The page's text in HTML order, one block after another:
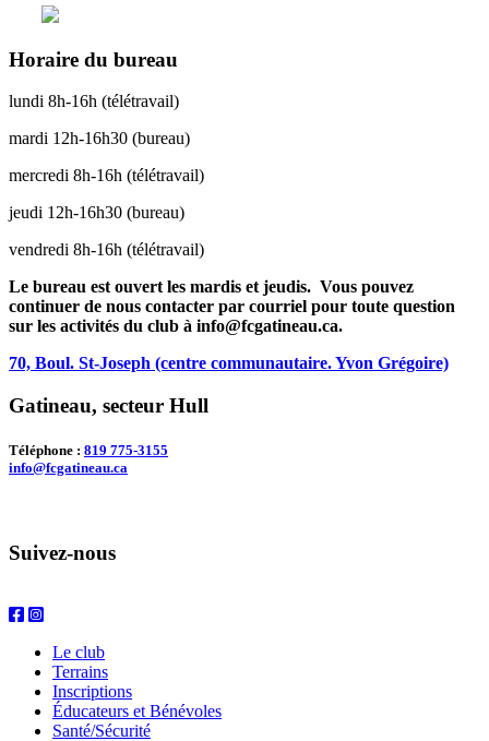
Horaire du bureau
lundi 8h-16h (télétravail)
mardi 12h-16h30 (bureau)
mercredi 8h-16h (télétravail)
jeudi 12h-16h30 (bureau)
vendredi 8h-16h (télétravail)
Le bureau est ouvert les mardis et jeudis. Vous pouvez
continuer de nous contacter par courriel pour toute question
sur les activités du club à info@fcgatineau.ca.
70, Boul. St-Joseph (centre communautaire. Yvon Grégoire)
Gatineau, secteur Hull
Téléphone : 819 775-3155
info@fcgatineau.ca
Suivez-nous
Le club
Terrains
Inscriptions
Éducateurs et Bénévoles
Santé/Sécurité